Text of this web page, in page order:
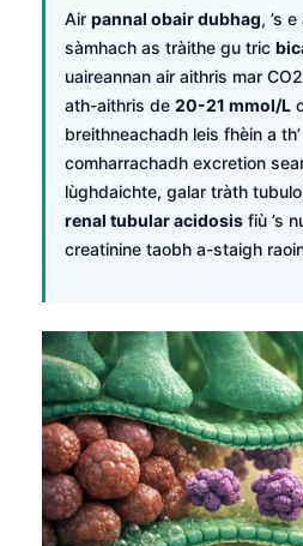
Air pannal obair dubhag, ’s
sàmhach as tràithe gu tric
uaireannan air aithris mar
ath-aithris de 20-21 mmol/L
breithneachadh leis fhèin a
comharrachadh excretion
lùghdaichte, galar tràth
renal tubular acidosis fiù ’s
creatinine taobh a-staigh
Cebuano
ئۇيغۇرچە
Кыргызча
Татар теле
Беларуская мова
Esperanto
Ślōnskŏ gŏdka
Norsk bokmål